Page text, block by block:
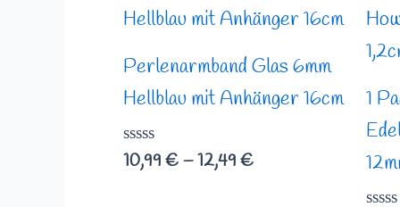
Perlenarmband Glas 6mm
Hellblau mit Anhänger 16cm
Bewertet
mit
10,99€–12,49€
bis
1